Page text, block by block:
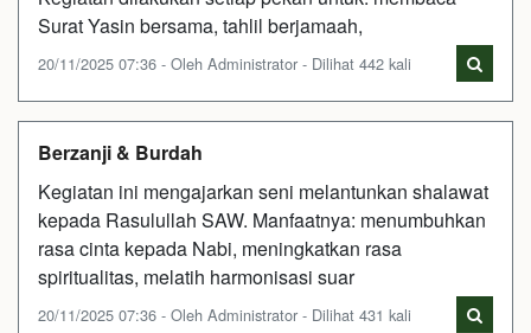
Surat Yasin bersama, tahlil berjamaah,
20/11/2025 07:36 - Oleh Administrator - Dilihat 442 kali
Berzanji & Burdah
Kegiatan ini mengajarkan seni melantunkan shalawat
kepada Rasulullah SAW. Manfaatnya: menumbuhkan
rasa cinta kepada Nabi, meningkatkan rasa
spiritualitas, melatih harmonisasi suar
20/11/2025 07:36 - Oleh Administrator - Dilihat 431 kali